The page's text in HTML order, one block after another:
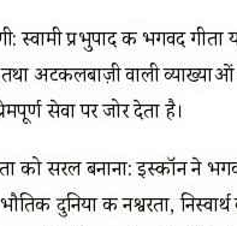
स्वामी प्रभुपाद की भगवद
अटकलबाज़ी वाली
सेवा पर जोर देता है।
को सरल बनाना: इस्कॉन ने
दुनिया की नश्वरता,